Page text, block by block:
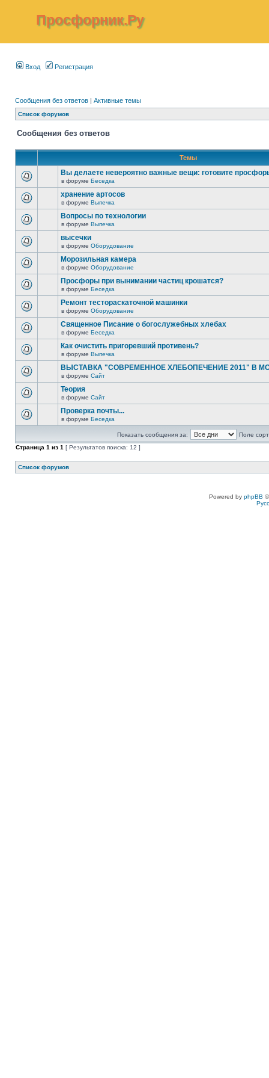
Просфорник.Ру
Вход Регистрация
Сообщения без ответов | Активные темы
Список форумов
Сообщения без ответов
Темы
Вы делаете невероятно важные вещи: готовите
в форуме Беседка
хранение артосов
в форуме Выпечка
Вопросы по технологии
в форуме Выпечка
высечки
в форуме Оборудование
Морозильная камера
в форуме Оборудование
Просфоры при вынимании частиц крошатся?
в форуме Беседка
Ремонт тестораскаточной машинки
в форуме Оборудование
Священное Писание о богослужебных хлебах
в форуме Беседка
Как очистить пригоревший противень?
в форуме Выпечка
ВЫСТАВКА "СОВРЕМЕННОЕ ХЛЕБОПЕЧЕНИЕ 2011" В
в форуме Сайт
Теория
в форуме Сайт
Проверка почты...
в форуме Беседка
Показать сообщения за:
Поле
Страница 1 из 1 [ Результатов поиска: 12 ]
Список форумов
Powered by phpBB